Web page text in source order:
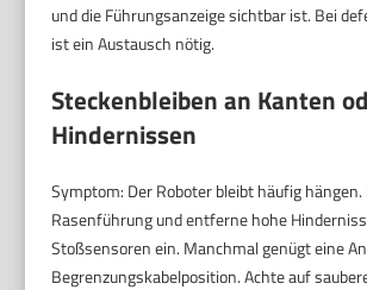
und die Führungsanzeige sichtbar ist. Bei
ist ein Austausch nötig.
Steckenbleiben an Kanten
Hindernissen
Symptom: Der Roboter bleibt häufig hängen.
Rasenführung und entferne hohe
Stoßsensoren ein. Manchmal genügt eine
Begrenzungskabelposition. Achte auf